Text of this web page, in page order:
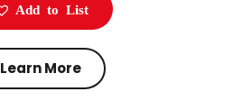
Add to List
Learn More